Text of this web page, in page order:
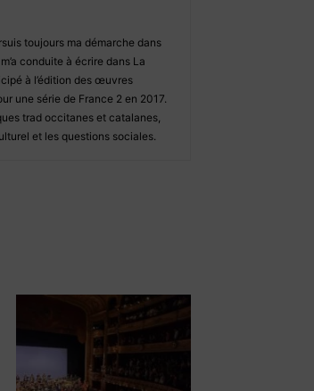
toujours ma démarche dans
conduite à écrire dans La
à l’édition des œuvres
une série de France 2 en 2017.
trad occitanes et catalanes,
et les questions sociales.